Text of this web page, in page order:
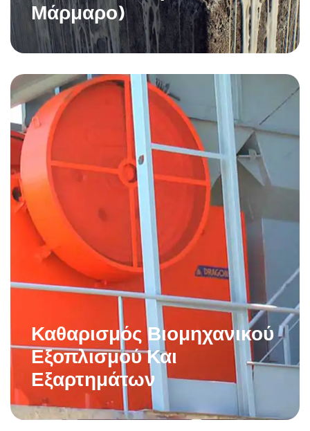
Μάρμαρο)
Καθαρισμός Βιομηχανικού
Εξοπλισμού Και
Εξαρτημάτων